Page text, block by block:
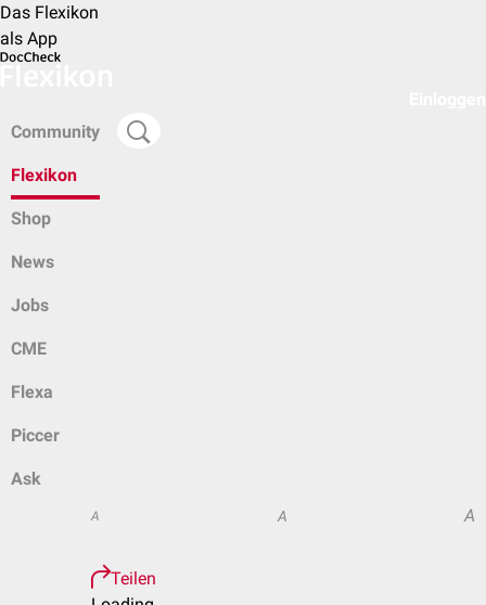
Das Flexikon
als App
Community
Flexikon
Shop
News
Jobs
CME
Flexa
Piccer
Ask
A A A
Teilen